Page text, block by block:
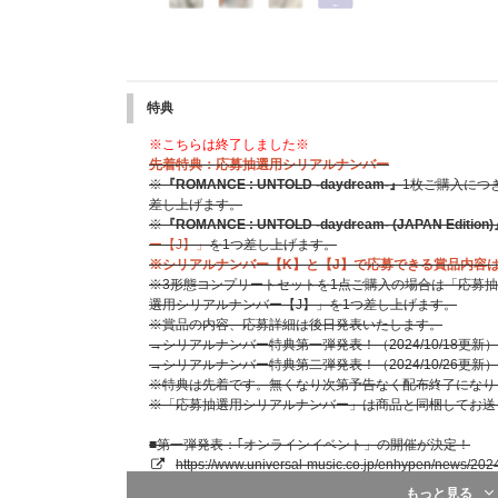
特典
※こちらは終了しました※
先着特典：応募抽選用シリアルナンバー
※『ROMANCE : UNTOLD -daydream-』1枚ご購入につ
差し上げます。
※『ROMANCE : UNTOLD -daydream- (JAPAN Edition)
ー【J】」を1つ差し上げます。
※シリアルナンバー【K】と【J】で応募できる賞品内容
※3形態コンプリートセットを1点ご購入の場合は「応募
選用シリアルナンバー【J】」を1つ差し上げます。
※賞品の内容、応募詳細は後日発表いたします。
→シリアルナンバー特典第一弾発表！（2024/10/18更新）
→シリアルナンバー特典第二弾発表！（2024/10/26更新）
※特典は先着です。無くなり次第予告なく配布終了にな
※「応募抽選用シリアルナンバー」は商品と同梱してお
■第一弾発表：｢オンラインイベント」の開催が決定！
https://www.universal-music.co.jp/enhypen/news/
■第二弾発表：オフライン「ミート&グリートイベント」
もっと見る